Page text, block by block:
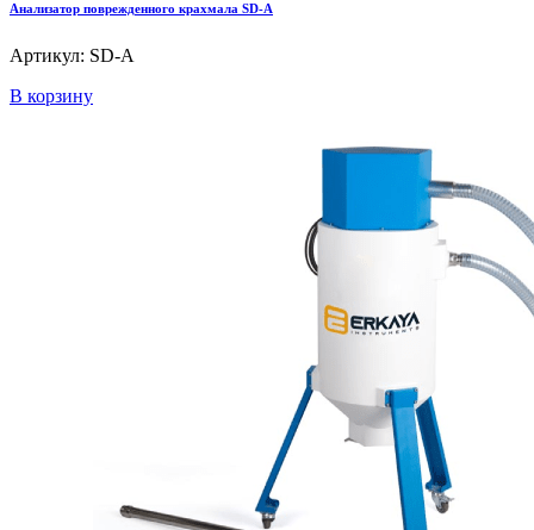
Анализатор поврежденного крахмала SD-A
Артикул: SD-A
В корзину